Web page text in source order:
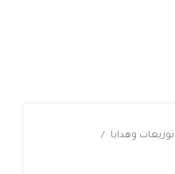
توزيعات وهدايا